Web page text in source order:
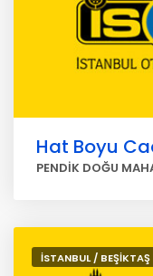
Hat Boyu
PENDİK DOĞU
İSTANBUL / BEŞİKTAŞ